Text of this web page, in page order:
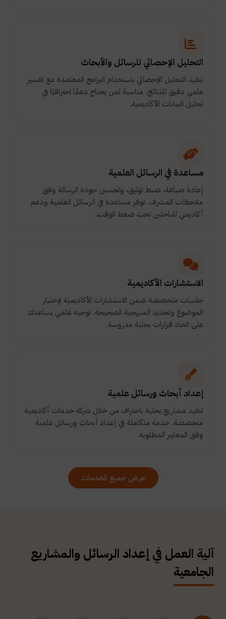
التحليل الإحصائي للرسائل والأبحاث
تنفيذ التحليل الإحصائي باستخدام البرامج المعتمدة مع تفسير
علمي دقيق للنتائج. مناسبة لمن يحتاج دعمًا احترافيًا في
تحليل البيانات الأكاديمية.
مساعدة في الرسائل العلمية
إعادة صياغة، ضبط توثيق، وتحسين جودة الرسالة وفق
ملاحظات المشرف. توفر مساعدة في الرسائل العلمية ودعم
أكاديمي للباحثين تحت ضغط الوقت.
الاستشارات الأكاديمية
جلسات متخصصة ضمن الاستشارات الأكاديمية لإختيار
الموضوع وتحديد المنهجية الصحيحة. توجيه علمي يساعدك
على اتخاذ قرارات بحثية مدروسة.
إعداد أبحاث ورسائل علمية
تنفيذ مشاريع بحثية باحتراف من خلال شركة خدمات أكاديمية
متخصصة. خدمة متكاملة في إعداد أبحاث ورسائل علمية
وفق المعايير المطلوبة.
عرض جميع الخدمات
آلية العمل في إعداد الرسائل والمشاريع
الجامعية